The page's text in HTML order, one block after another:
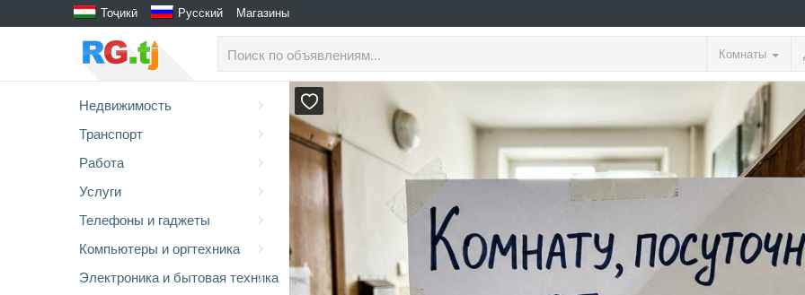
Тоҷикӣ Русский Магазины
Комнаты
Недвижимость
Транспорт
Работа
Услуги
Телефоны и гаджеты
Компьютеры и оргтехника
Электроника и бытовая техника